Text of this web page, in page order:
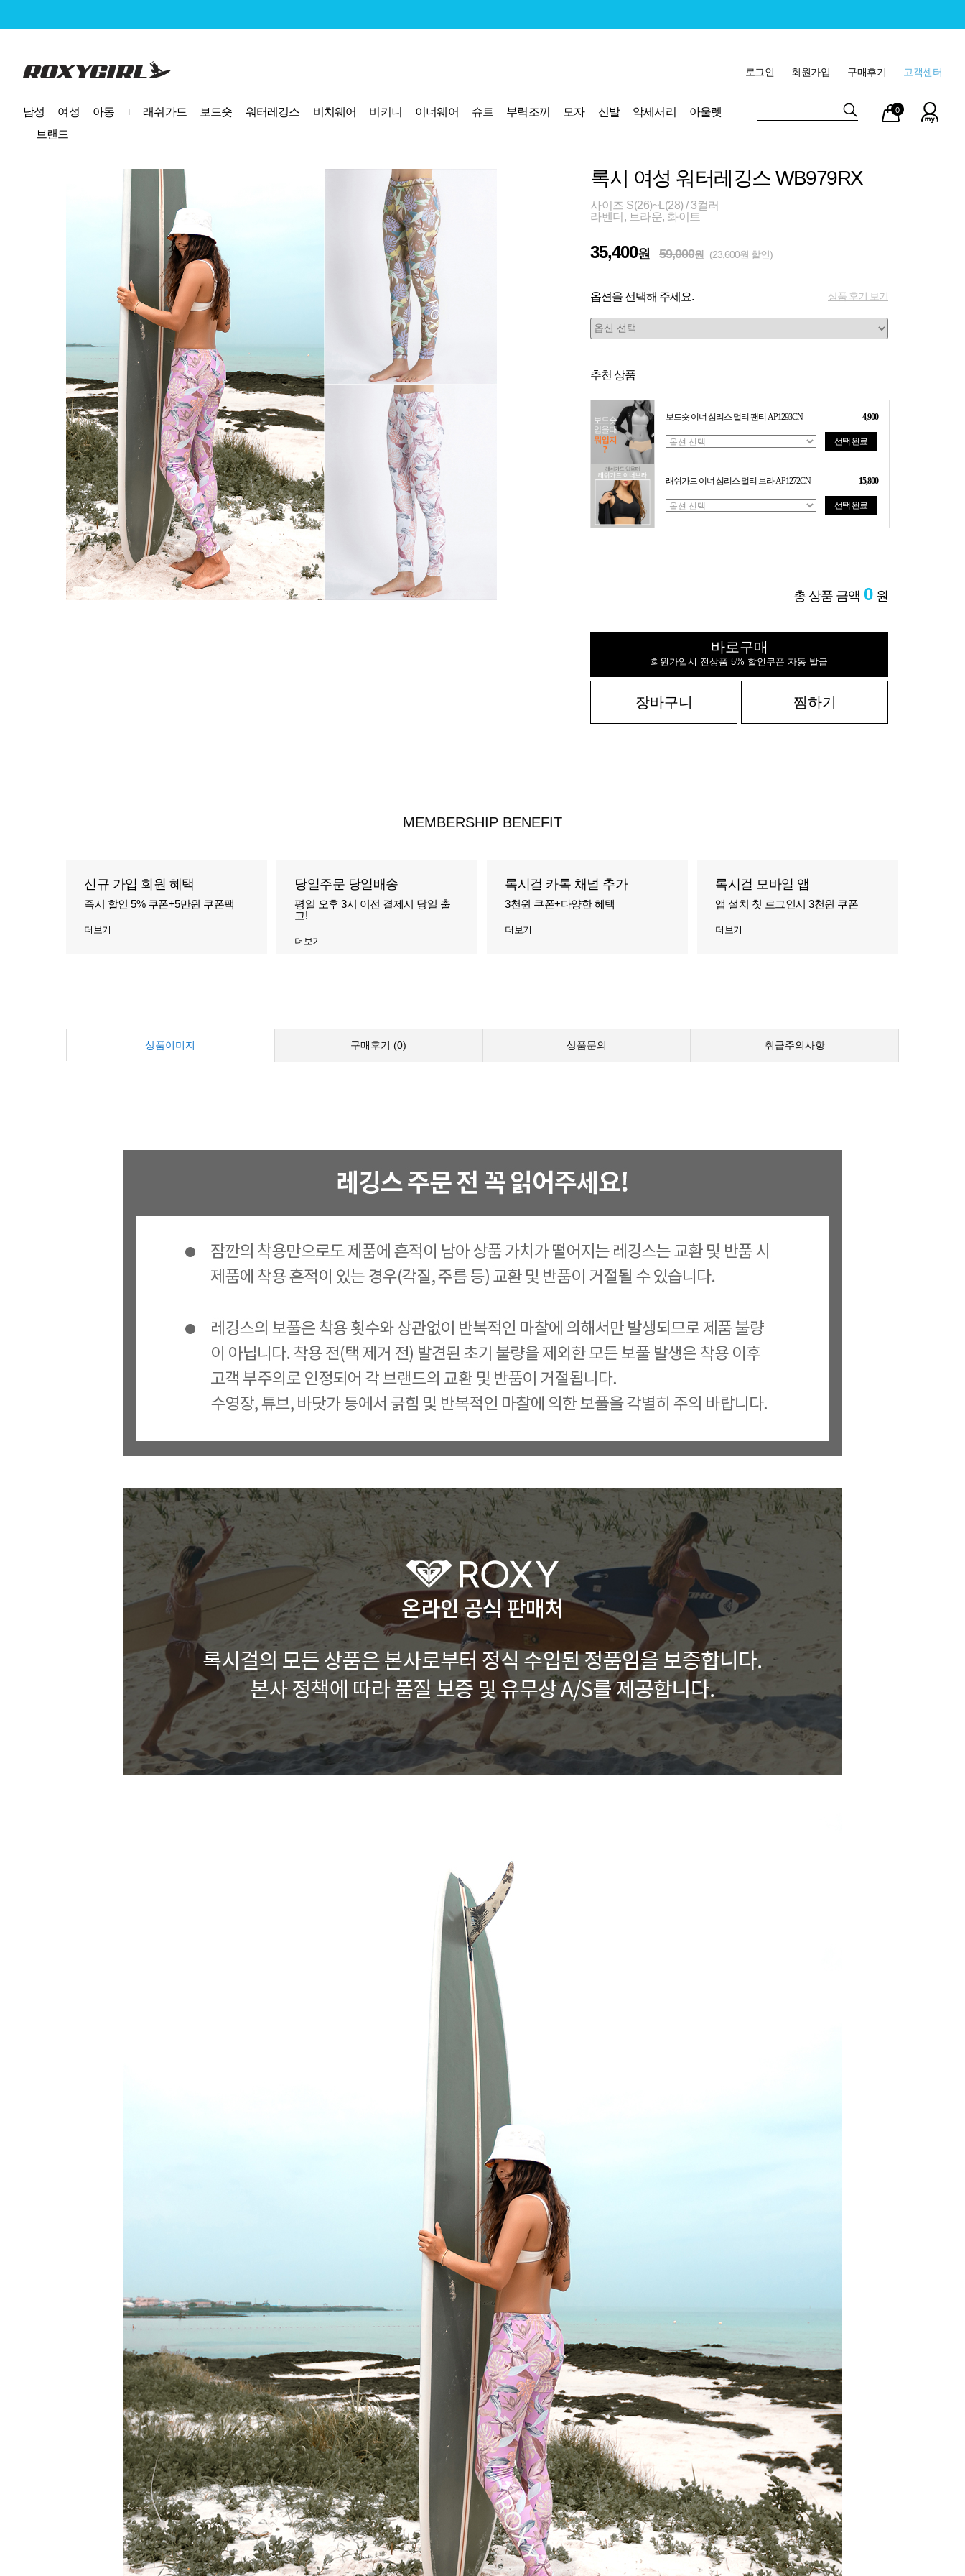
로고 고객센터
구매후기
회원가입
로그인
남성 여성 아동 래쉬가드 보드숏 워터레깅스 비치웨어 비키니 이너웨어 슈트 부력조끼 모자 신발 악세서리
아울렛
브랜드
마이
페이
장바
구니
0
록시 여성 워터레깅스 WB979RX
사이즈 S(26)~L(28) / 3컬러
라벤더, 브라운, 화이트
35,400원 59,000원 (23,600원 할인)
옵션을 선택해 주세요. 상품 후기 보기
추천 상품
보드숏 이너 심리스 멀티 팬티 AP1293CN 4,900
선택 완료
래쉬가드 이너 심리스 멀티 브라 AP1272CN 15,800
선택 완료
총 상품 금액 0 원
바로구매
회원가입시 전상품 5% 할인쿠폰 자동 발급
장바구니 찜하기
MEMBERSHIP BENEFIT
신규 가입 회원 혜택
즉시 할인 5% 쿠폰+5만원 쿠폰팩
더보기
당일주문 당일배송
평일 오후 3시 이전 결제시 당일 출
고!
더보기
록시걸 카톡 채널 추가
3천원 쿠폰+다양한 혜택
더보기
록시걸 모바일 앱
앱 설치 첫 로그인시 3천원 쿠폰
더보기
상품이미지 구매후기 (0) 상품문의 취급주의사항